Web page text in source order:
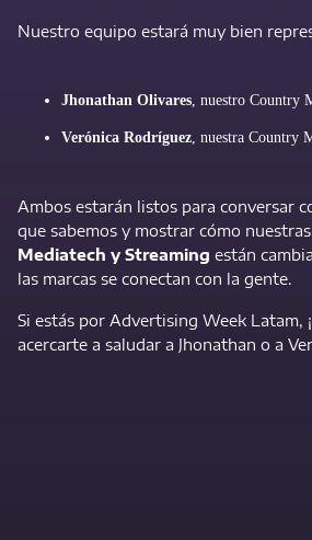
Nuestro equipo estará muy bien
Jhonathan Olivares, nuestro Country
Verónica Rodríguez, nuestra Country
Ambos estarán listos para conversar
que sabemos y mostrar cómo
Mediatech y Streaming están
las marcas se conectan con la gente.
Si estás por Advertising Week Latam,
acercarte a saludar a Jhonathan o a